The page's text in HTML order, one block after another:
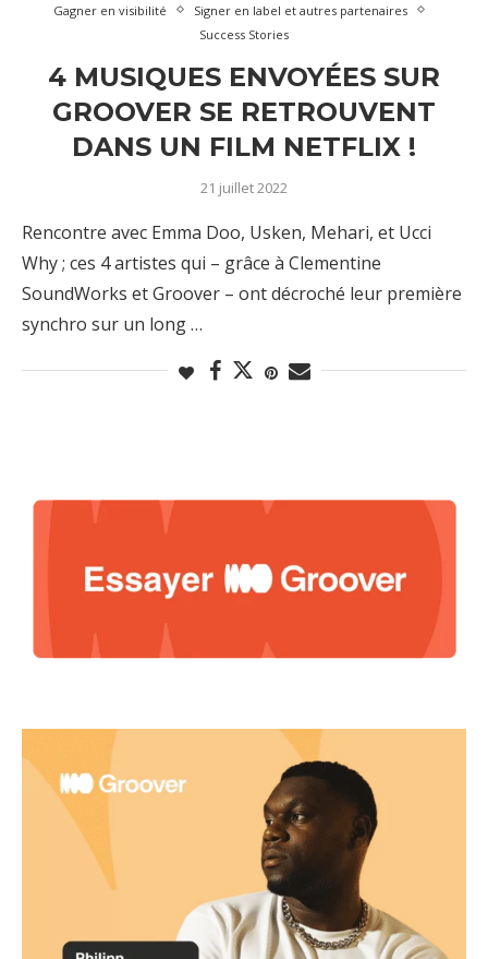
Gagner en visibilité
Signer en label et autres partenaires
Success Stories
4 MUSIQUES ENVOYÉES SUR
GROOVER SE RETROUVENT
DANS UN FILM NETFLIX !
21 juillet 2022
Rencontre avec Emma Doo, Usken, Mehari, et Ucci
Why ; ces 4 artistes qui – grâce à Clementine
SoundWorks et Groover – ont décroché leur première
synchro sur un long …